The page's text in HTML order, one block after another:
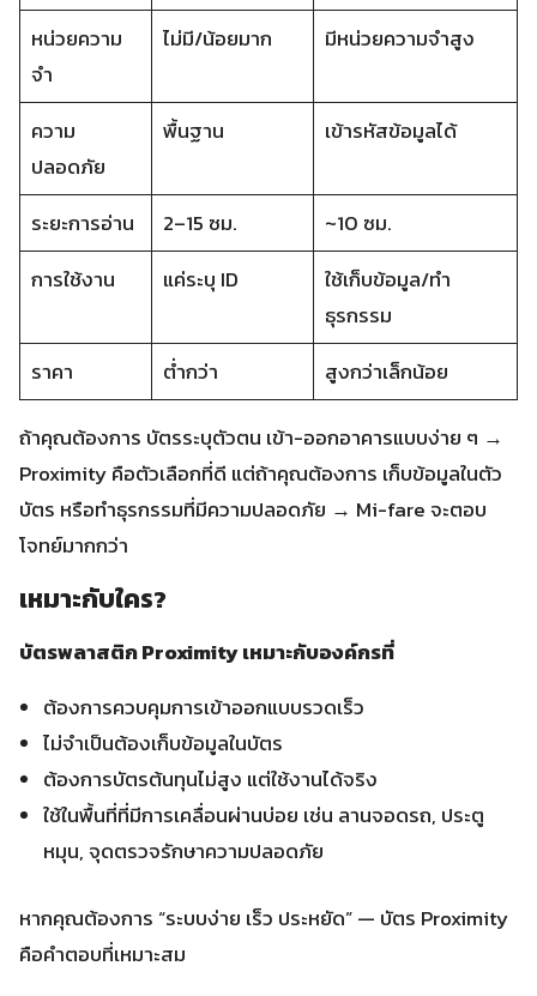
หน่วยความ
จำ
ไม่มี/น้อยมาก มีหน่วยความจำสูง
ความ
ปลอดภัย
พื้นฐาน เข้ารหัสข้อมูลได้
ระยะการอ่าน 2–15 ซม.
~10 ซม.
การใช้งาน
แค่ระบุ ID
ใช้เก็บข้อมูล/ทำ
ธุรกรรม
ราคา
ต่ำกว่า สูงกว่าเล็กน้อย
ถ้าคุณต้องการ บัตรระบุตัวตน เข้า-ออกอาคารแบบง่าย ๆ →
Proximity คือตัวเลือกที่ดี แต่ถ้าคุณต้องการ เก็บข้อมูลในตัว
บัตร หรือทำธุรกรรมที่มีความปลอดภัย → Mi-fare จะตอบ
โจทย์มากกว่า
เหมาะกับใคร?
บัตรพลาสติก Proximityเหมาะกับองค์กรที่
ต้องการควบคุมการเข้าออกแบบรวดเร็ว
ไม่จำเป็นต้องเก็บข้อมูลในบัตร
ต้องการบัตรต้นทุนไม่สูง แต่ใช้งานได้จริง
ใช้ในพื้นที่ที่มีการเคลื่อนผ่านบ่อย เช่น ลานจอดรถ, ประตู
หมุน, จุดตรวจรักษาความปลอดภัย
หากคุณต้องการ “ระบบง่าย เร็ว ประหยัด” — บัตร Proximity
คือคำตอบที่เหมาะสม